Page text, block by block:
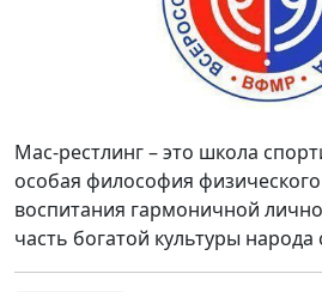
Мас-рестлинг – это школа
особая философия
воспитания гармоничной
часть богатой культуры народа